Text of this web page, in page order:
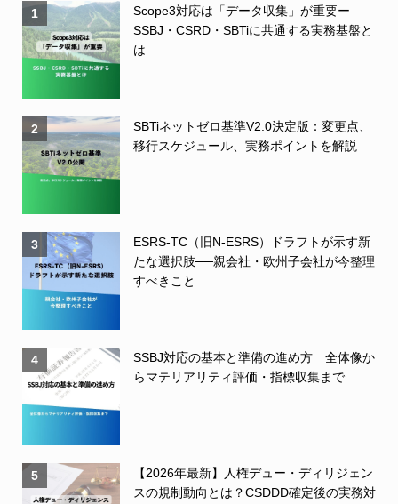
1
Scope3対応は「データ収集」が重要ー
SSBJ・CSRD・SBTiに共通する実務基盤と
は
2
SBTiネットゼロ基準V2.0決定版：変更点、
移行スケジュール、実務ポイントを解説
3
ESRS-TC（旧N-ESRS）ドラフトが示す新
たな選択肢──親会社・欧州子会社が今整理
すべきこと
4
SSBJ対応の基本と準備の進め方 全体像か
らマテリアリティ評価・指標収集まで
5
【2026年最新】人権デュー・ディリジェン
スの規制動向とは？CSDDD確定後の実務対